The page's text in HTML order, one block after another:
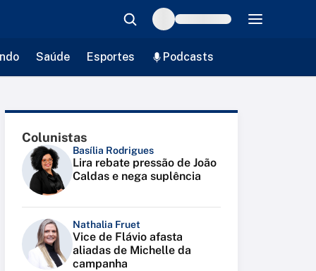
Saúde Esportes Podcasts
Colunistas
Basília Rodrigues
Lira rebate pressão de João
Caldas e nega suplência
Nathalia Fruet
Vice de Flávio afasta
aliadas de Michelle da
campanha